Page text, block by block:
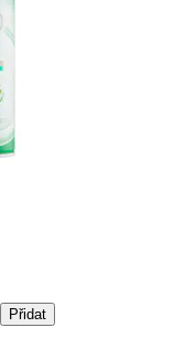
Přidat